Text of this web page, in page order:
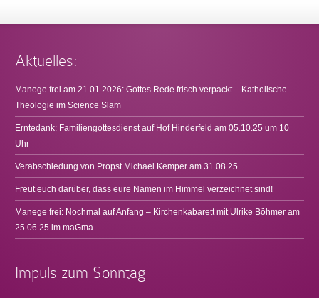
Aktuelles:
Manege frei am 21.01.2026: Gottes Rede frisch verpackt – Katholische
Theologie im Science Slam
Erntedank: Familiengottesdienst auf Hof Hinderfeld am 05.10.25 um 10
Uhr
Verabschiedung von Propst Michael Kemper am 31.08.25
Freut euch darüber, dass eure Namen im Himmel verzeichnet sind!
Manege frei: Nochmal auf Anfang – Kirchenkabarett mit Ulrike Böhmer am
25.06.25 im maGma
Impuls zum Sonntag